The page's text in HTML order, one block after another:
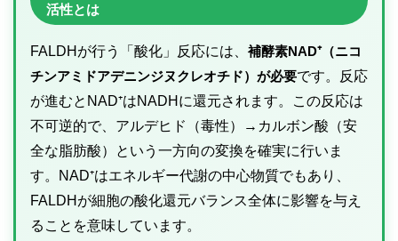
活性とは
FALDHが行う「酸化」反応には、 補酵素NAD⁺（ニコ
チンアミドアデニンジヌクレオチド）が必要です。反応
が進むとNAD⁺はNADHに還元されます。この反応は
不可逆的で、アルデヒド（毒性）→カルボン酸（安
全な脂肪酸）という一方向の変換を確実に行いま
す。NAD⁺はエネルギー代謝の中心物質でもあり、
FALDHが細胞の酸化還元バランス全体に影響を与え
ることを意味しています。